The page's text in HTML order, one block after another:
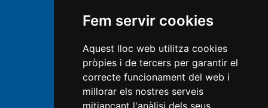
Fem servir cookies
Aquest lloc web utilitza cookies
pròpies i de tercers per garantir el
correcte funcionament del web i
millorar els nostres serveis
mitjançant l'anàlisi dels seus
Atenció al ciutadà
Mapa Web
Política de privacitat
Avís legal